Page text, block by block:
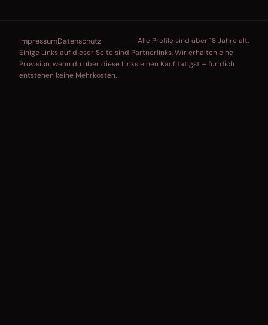
ImpressumDatenschutz
Alle Profile sind über 18 Jahre alt.
Einige Links auf dieser Seite sind Partnerlinks. Wir erhalten eine
Provision, wenn du über diese Links einen Kauf tätigst – für dich
entstehen keine Mehrkosten.